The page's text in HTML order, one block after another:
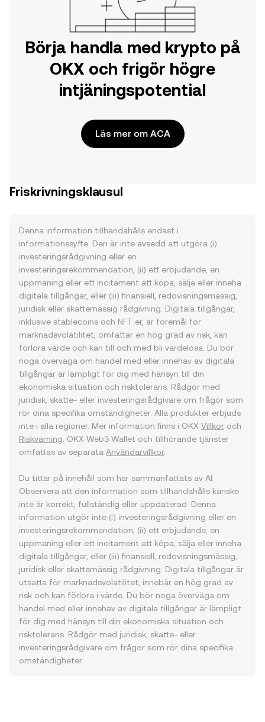
Börja handla med krypto på
OKX och frigör högre
intjäningspotential
Läs mer om ACA
Friskrivningsklausul
Denna information tillhandahålls endast i
informationssyfte. Den är inte avsedd att utgöra (i)
investeringsrådgivning eller en
investeringsrekommendation, (ii) ett erbjudande, en
uppmaning eller ett incitament att köpa, sälja eller inneha
digitala tillgångar, eller (iii) finansiell, redovisningsmässig,
juridisk eller skattemässig rådgivning. Digitala tillgångar,
inklusive stablecoins och NFT:er, är föremål för
marknadsvolatilitet, omfattar en hög grad av risk, kan
förlora värde och kan till och med bli värdelösa. Du bör
noga överväga om handel med eller innehav av digitala
tillgångar är lämpligt för dig med hänsyn till din
ekonomiska situation och risktolerans. Rådgör med
juridisk, skatte- eller investeringsrådgivare om frågor som
rör dina specifika omständigheter. Alla produkter erbjuds
inte i alla regioner. Mer information finns i OKX Villkor och
Riskvarning . OKX Web3 Wallet och tillhörande tjänster
omfattas av separata Användarvillkor.
Du tittar på innehåll som har sammanfattats av AI.
Observera att den information som tillhandahålls kanske
inte är korrekt, fullständig eller uppdaterad. Denna
information utgör inte (i) investeringsrådgivning eller en
investeringsrekommendation, (ii) ett erbjudande, en
uppmaning eller ett incitament att köpa, sälja eller inneha
digitala tillgångar, eller (iii) finansiell, redovisningsmässig,
juridisk eller skattemässig rådgivning. Digitala tillgångar är
utsatta för marknadsvolatilitet, innebär en hög grad av
risk och kan förlora i värde. Du bör noga överväga om
handel med eller innehav av digitala tillgångar är lämpligt
för dig med hänsyn till din ekonomiska situation och
risktolerans. Rådgör med juridisk, skatte- eller
investeringsrådgivare om frågor som rör dina specifika
omständigheter.